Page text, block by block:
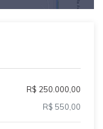
R$ 250.000,00
R$ 550,00